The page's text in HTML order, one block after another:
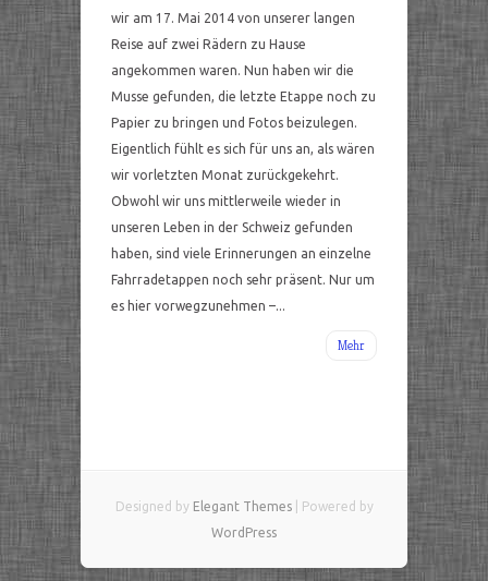
wir am 17. Mai 2014 von unserer langen
Reise auf zwei Rädern zu Hause
angekommen waren. Nun haben wir die
Musse gefunden, die letzte Etappe noch zu
Papier zu bringen und Fotos beizulegen.
Eigentlich fühlt es sich für uns an, als wären
wir vorletzten Monat zurückgekehrt.
Obwohl wir uns mittlerweile wieder in
unseren Leben in der Schweiz gefunden
haben, sind viele Erinnerungen an einzelne
Fahrradetappen noch sehr präsent. Nur um
es hier vorwegzunehmen –...
Mehr
Designed by Elegant Themes| Powered by
WordPress